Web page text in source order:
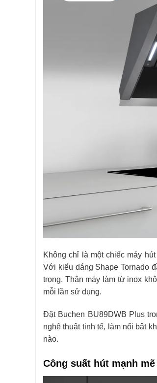
Không chỉ là một chiếc máy
Với kiểu dáng Shape Tornado
trọng. Thân máy làm từ inox
mỗi lần sử dụng.
Đặt Buchen BU89DWB Plus
nghệ thuật tinh tế, làm nổi bật
nào.
Công suất hút mạnh